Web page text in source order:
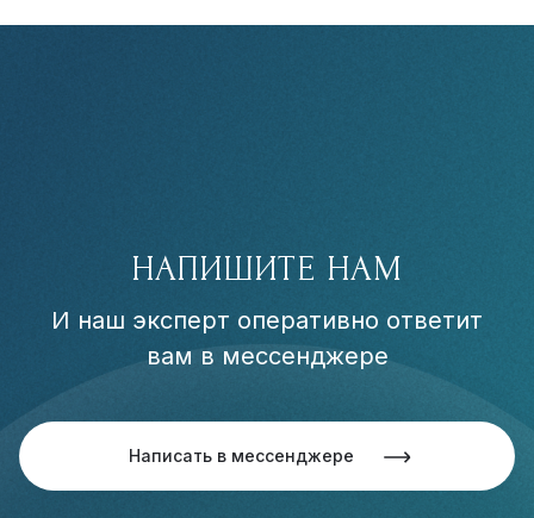
НАПИШИТЕ НАМ
И наш эксперт оперативно ответит
вам в мессенджере
Написать в мессенджере